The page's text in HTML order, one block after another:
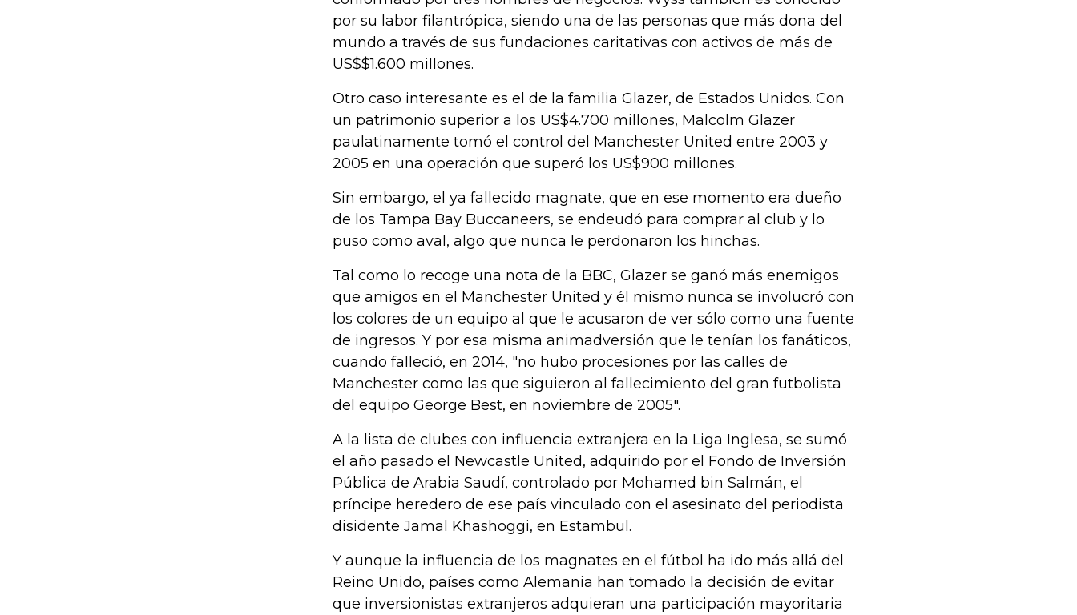
por su labor filantrópica, siendo una de las personas que más dona del
mundo a través de sus fundaciones caritativas con activos de más de
US$$1.600 millones.
Otro caso interesante es el de la familia Glazer, de Estados Unidos. Con
un patrimonio superior a los US$4.700 millones, Malcolm Glazer
paulatinamente tomó el control del Manchester United entre 2003 y
2005 en una operación que superó los US$900 millones.
Sin embargo, el ya fallecido magnate, que en ese momento era dueño
de los Tampa Bay Buccaneers, se endeudó para comprar al club y lo
puso como aval, algo que nunca le perdonaron los hinchas.
Tal como lo recoge una nota de la BBC, Glazer se ganó más enemigos
que amigos en el Manchester United y él mismo nunca se involucró con
los colores de un equipo al que le acusaron de ver sólo como una fuente
de ingresos. Y por esa misma animadversión que le tenían los fanáticos,
cuando falleció, en 2014, "no hubo procesiones por las calles de
Manchester como las que siguieron al fallecimiento del gran futbolista
del equipo George Best, en noviembre de 2005".
A la lista de clubes con influencia extranjera en la Liga Inglesa, se sumó
el año pasado el Newcastle United, adquirido por el Fondo de Inversión
Pública de Arabia Saudí, controlado por Mohamed bin Salmán, el
príncipe heredero de ese país vinculado con el asesinato del periodista
disidente Jamal Khashoggi, en Estambul.
Y aunque la influencia de los magnates en el fútbol ha ido más allá del
Reino Unido, países como Alemania han tomado la decisión de evitar
que inversionistas extranjeros adquieran una participación mayoritaria